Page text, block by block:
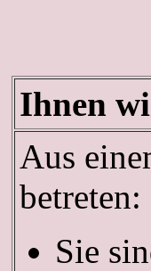
Ihnen
Aus
betreten:
Sie